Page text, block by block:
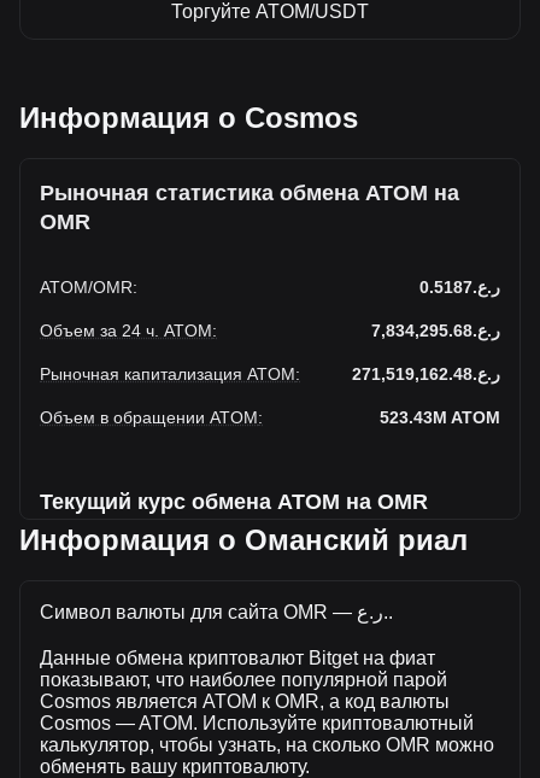
Торгуйте ATOM/USDT
Информация о Cosmos
Рыночная статистика обмена ATOM на
OMR
ATOM/OMR: ر.ع.0.5187
Объем за 24 ч. ATOM: ر.ع.7,834,295.68
Рыночная капитализация ATOM: ر.ع.271,519,162.48
Объем в обращении ATOM: 523.43M ATOM
Текущий курс обмена ATOM на OMR
Cosmos до Оманский риал увеличивается на этой
Текущая рыночная цена Cosmos составляет ر.ع.0.5187
523,430,620ATOM на основе оборотного предложения
Cosmos ر.ع.271,519,162.48 OMR. Объем торгов упал на
Cosmos% (ر.ع.-55,536.53 OMR) за последние 24 часа, а
объем торгов -0.70 составил ر.ع.7,889,832.21 было
продано за тот же период.
Информация о Оманский риал
Символ валюты для сайта OMR — ر.ع..
Данные обмена криптовалют Bitget на фиат
показывают, что наиболее популярной парой
Cosmos является ATOM к OMR, а код валюты
Cosmos — ATOM. Используйте криптовалютный
калькулятор, чтобы узнать, на сколько OMR можно
обменять вашу криптовалюту.